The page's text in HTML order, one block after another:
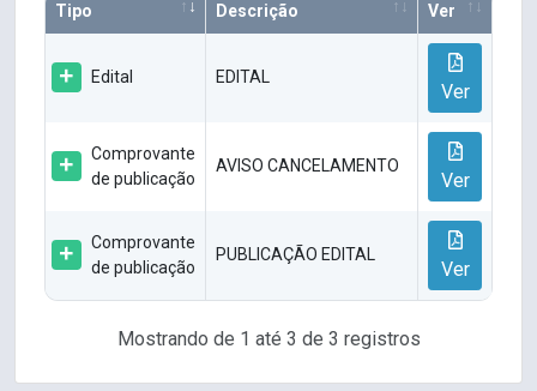
Tipo Descrição Ver
Edital EDITAL
Ver
Comprovante
de publicação
AVISO CANCELAMENTO
Ver
Comprovante
de publicação
PUBLICAÇÃO EDITAL
Ver
Mostrando de 1 até 3 de 3 registros